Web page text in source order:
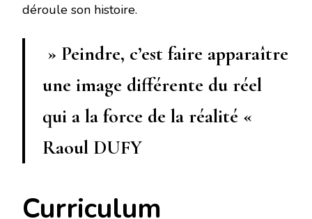
déroule son histoire.
» Peindre, c’est faire apparaître
une image différente du réel
qui a la force de la réalité «
Raoul DUFY
Curriculum